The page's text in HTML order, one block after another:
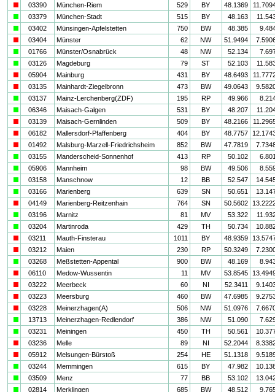
03390 München-Riem 529 BY 48.1369
03379 München-Stadt 515 BY 48.163
03402 Münsingen-Apfelstetten 750 BW 48.385
03404 Münster 62 NW 51.9494
01766 Münster/Osnabrück 48 NW 52.134
03126 Magdeburg 79 ST 52.103
05904 Mainburg 431 BY 48.6493
03135 Mainhardt-Ziegelbronn 473 BW 49.0643
03137 Mainz-Lerchenberg(ZDF) 195 RP 49.966
06346 Maisach-Galgen 531 BY 48.207
03139 Maisach-Gernlinden 509 BY 48.2166
06182 Mallersdorf-Pfaffenberg 404 BY 48.7757
01492 Malsburg-Marzell-Friedrichsheim 852 BW 47.7819
03155 Manderscheid-Sonnenhof 413 RP 50.102
05906 Mannheim 98 BW 49.506
03158 Manschnow 12 BB 52.547
03166 Marienberg 639 SN 50.651
04149 Marienberg-Reitzenhain 764 SN 50.5602
03196 Marnitz 81 MV 53.322
03204 Martinroda 429 TH 50.734
03211 Mauth-Finsterau 1011 BY 48.9359
03212 Maien 230 RP 50.3249
03268 Meßstetten-Appental 900 BW 48.169
06110 Medow-Wussentin 11 MV 53.8545
03222 Meerbeck 60 NI 52.3411
03223 Meersburg 460 BW 47.6985
03228 Meinerzhagen(A) 506 NW 51.0976
13713 Meinerzhagen-Redlendorf 386 NW 51.090
03231 Meiningen 450 TH 50.561
03236 Melle 89 NI 52.2044
05912 Melsungen-Bürstoß 254 HE 51.1318
03244 Memmingen 615 BY 47.982
03509 Menz 77 BB 53.102
02814 Merklingen 685 BW 48.512